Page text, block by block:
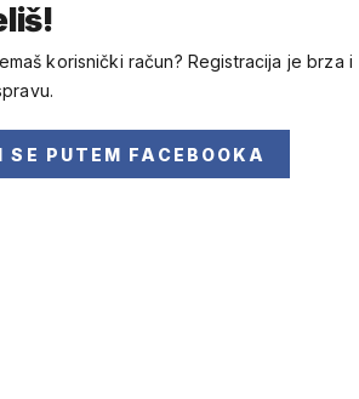
korisnički račun? Registracija je brza i
SE PUTEM FACEBOOKA